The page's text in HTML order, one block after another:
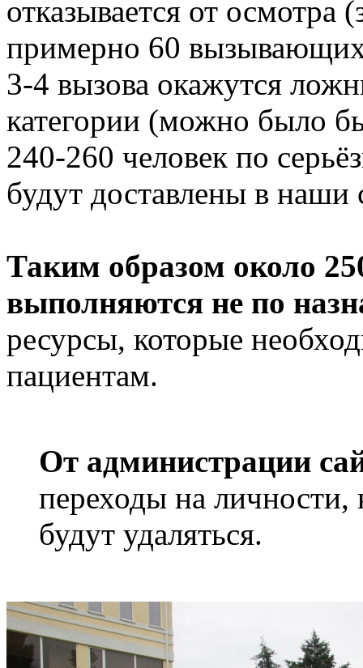
отказывается от осмотра
примерно 60 вызывающих
3-4 вызова окажутся
категории (можно было
240-260 человек по
будут доставлены в наши
Таким образом около
выполняются не по
ресурсы, которые
пациентам.
От администрации
переходы на
будут удаляться.